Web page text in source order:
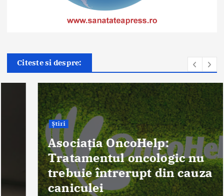
Citeste si despre:
Asociația OncoHelp:
Tratamentul oncologic nu
trebuie întrerupt din cauza
caniculei